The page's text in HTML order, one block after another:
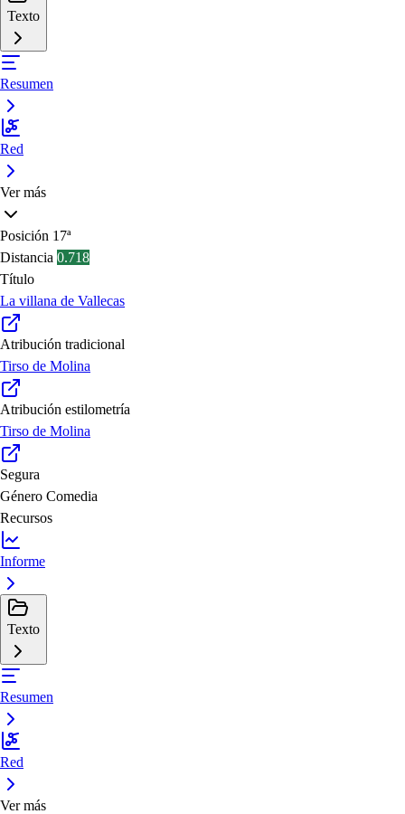
Texto
Resumen
Red
Ver más
Posición 17ª
Distancia 0.718
Título
La villana de Vallecas
Atribución tradicional
Tirso de Molina
Atribución estilometría
Tirso de Molina
Segura
Género Comedia
Recursos
Informe
Texto
Resumen
Red
Ver más